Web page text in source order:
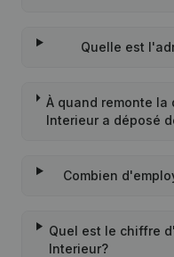
Quelle est
À quand remonte la
Interieur a déposé
Combien
Quel est le chiffre
Interieur?